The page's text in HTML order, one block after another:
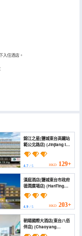
入住酒店。
錦江之星(鹽城東台高鐵站
範公北路店) (Jinjiang Inn
(Yancheng Dongtai
high-speed railway
station Fangong North
Road Branch))
4.7/ 5 HKD 129+
漢庭酒店(鹽城東台市政府
德潤廣場店) (HanTing
Hotel (Yancheng
Dongtai Municipal
Government Derun
Plaza))
4.9/ 5 HKD 203+
朝陽國際大酒店(東台八佰
伴店) (Chaoyang
International Hotel